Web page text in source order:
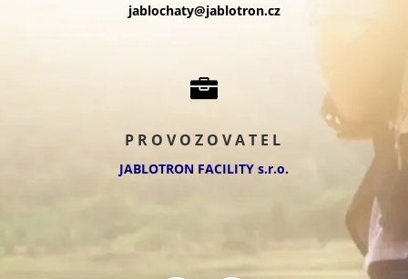
jablochaty@jablotron.cz

PROVOZOVATEL
JABLOTRON FACILITY s.r.o.